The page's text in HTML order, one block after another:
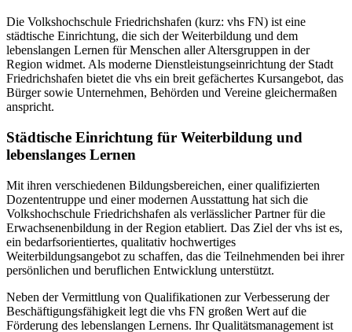
Die Volkshochschule Friedrichshafen (kurz: vhs FN) ist eine
städtische Einrichtung, die sich der Weiterbildung und dem
lebenslangen Lernen für Menschen aller Altersgruppen in der
Region widmet. Als moderne Dienstleistungseinrichtung der Stadt
Friedrichshafen bietet die vhs ein breit gefächertes Kursangebot, das
Bürger sowie Unternehmen, Behörden und Vereine gleichermaßen
anspricht.
Städtische Einrichtung für Weiterbildung und
lebenslanges Lernen
Mit ihren verschiedenen Bildungsbereichen, einer qualifizierten
Dozententruppe und einer modernen Ausstattung hat sich die
Volkshochschule Friedrichshafen als verlässlicher Partner für die
Erwachsenenbildung in der Region etabliert. Das Ziel der vhs ist es,
ein bedarfsorientiertes, qualitativ hochwertiges
Weiterbildungsangebot zu schaffen, das die Teilnehmenden bei ihrer
persönlichen und beruflichen Entwicklung unterstützt.
Neben der Vermittlung von Qualifikationen zur Verbesserung der
Beschäftigungsfähigkeit legt die vhs FN großen Wert auf die
Förderung des lebenslangen Lernens. Ihr Qualitätsmanagement ist